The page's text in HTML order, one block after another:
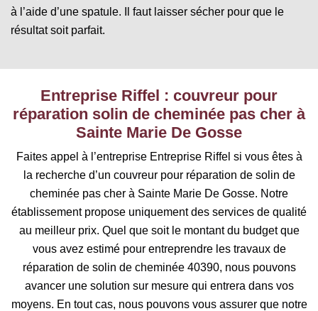
à l’aide d’une spatule. Il faut laisser sécher pour que le
résultat soit parfait.
Entreprise Riffel : couvreur pour
réparation solin de cheminée pas cher à
Sainte Marie De Gosse
Faites appel à l’entreprise Entreprise Riffel si vous êtes à
la recherche d’un couvreur pour réparation de solin de
cheminée pas cher à Sainte Marie De Gosse. Notre
établissement propose uniquement des services de qualité
au meilleur prix. Quel que soit le montant du budget que
vous avez estimé pour entreprendre les travaux de
réparation de solin de cheminée 40390, nous pouvons
avancer une solution sur mesure qui entrera dans vos
moyens. En tout cas, nous pouvons vous assurer que notre